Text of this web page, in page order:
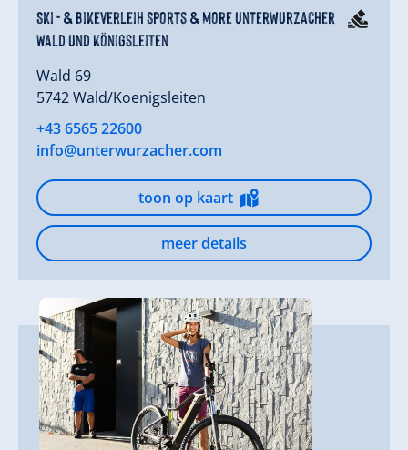
Ski - & Bikeverleih Sports & more Unterwurzacher
Wald und Königsleiten
Wald 69
5742 Wald/Koenigsleiten
+43 6565 22600
info@unterwurzacher.com
toon op kaart
meer details